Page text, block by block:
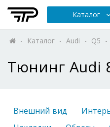
Каталог
- Каталог - Audi - Q5 -
Тюнинг Audi
Внешний вид